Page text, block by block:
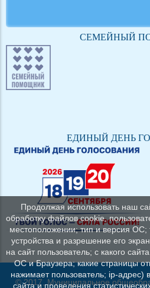
СЕМЕЙНЫЙ
ЕДИНЫЙ ДЕНЬ
© 2017, Муниципальное
Продолжая использовать наш
обработку файлов cookie,
местоположении; тип и версия ОС;
устройства и разрешение его
на сайт пользователь; с какого
ОС и Браузера; какие страницы
нажимает пользователь; ip-адрес)
сайта и проведения